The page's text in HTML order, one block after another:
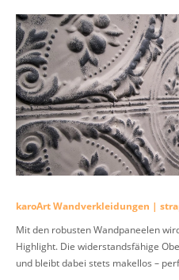
karoArt Wandverkleidungen |
Mit den robusten Wandpaneelen
Highlight. Die widerstandsfähige
und bleibt dabei stets makellos –